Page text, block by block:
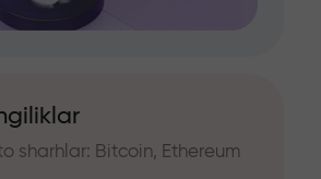
sharhlar: Bitcoin, Ethereum